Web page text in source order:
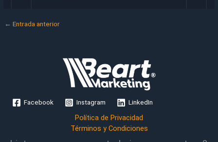
← Entrada anterior
Facebook Instagram LinkedIn
Política de Privacidad
Términos y Condiciones